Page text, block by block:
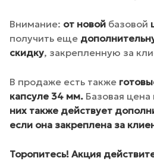
Внимание: от новой базовой
получить еще
скидку, закрепленную за
В продаже есть также
капсуле 34 мм. Базовая цена
них также действует
если она закреплена за
Торопитесь! Акция